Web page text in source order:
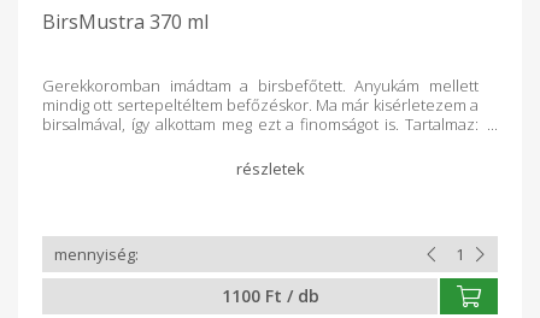
BirsMustra 370 ml
Gerekkoromban imádtam a birsbefőtett. Anyukám mellett
mindig ott sertepeltéltem befőzéskor. Ma már kisérletezem a
birsalmával, így alkottam meg ezt a finomságot is. Tartalmaz:
1100 Ft / db